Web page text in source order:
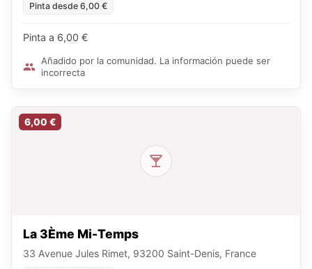
Pinta desde 6,00 €
Pinta a 6,00 €
Añadido por la comunidad. La información puede ser
incorrecta
6,00 €
La 3Ème Mi-Temps
33 Avenue Jules Rimet, 93200 Saint-Denis, France